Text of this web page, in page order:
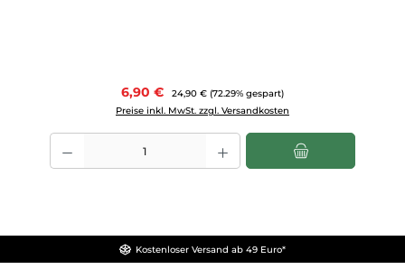
Verkaufspreis:
6,90 € Regulärer Preis:
24,90 € (72.29% gespart)
Preise inkl. MwSt. zzgl. Versandkosten
Produkt Anzahl: Gib den gewünschten Wert ein oder benutze die
Kostenloser Versand ab 49 Euro*